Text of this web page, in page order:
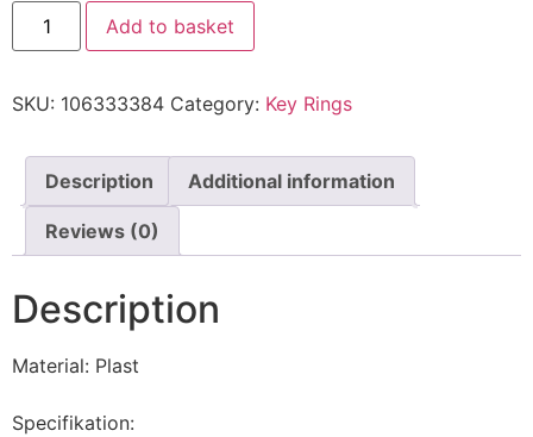
Add to basket
SKU: 106333384 Category: Key Rings
Description Additional information
Reviews (0)
Description
Material: Plast
Specifikation: